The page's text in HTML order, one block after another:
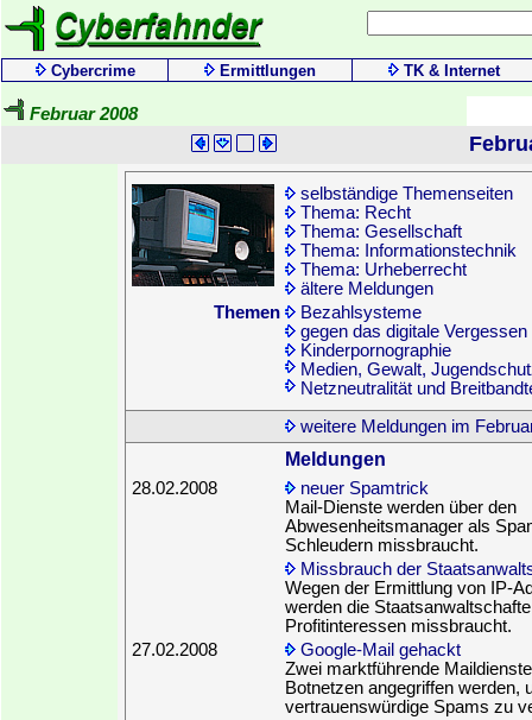
Cybercrime Ermittlungen TK & Internet
Februar 2008
selbständige Themenseiten
Thema: Recht
Thema: Gesellschaft
Thema: Informationstechnik
Thema: Urheberrecht
ältere Meldungen
Themen
Bezahlsysteme
gegen das digitale Vergessen
Kinderpornographie
Medien, Gewalt,
Netzneutralität und
weitere Meldungen im
Meldungen
28.02.2008
neuer Spamtrick
Mail-Dienste werden über den
Abwesenheitsmanager als
Schleudern missbraucht.
Missbrauch der
Wegen der Ermittlung von IP-
werden die
Profitinteressen missbraucht.
27.02.2008
Google-Mail gehackt
Zwei marktführende
Botnetzen angegriffen werden,
vertrauenswürdige Spams zu